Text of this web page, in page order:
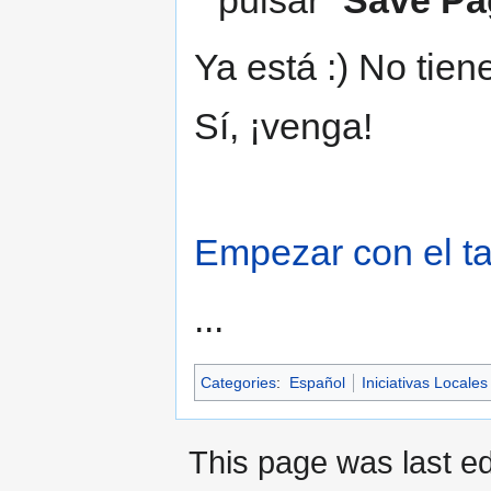
Ya está :) No
Sí, ¡venga!
Empezar con el
...
Categories: Español Iniciativas Locales
This page was last